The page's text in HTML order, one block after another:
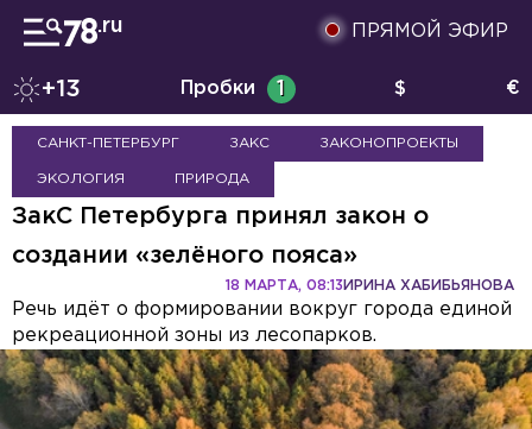
ПРЯМОЙ ЭФИР
+13 Пробки 1 $ €
САНКТ-ПЕТЕРБУРГ ЗАКС ЗАКОНОПРОЕКТЫ
ЭКОЛОГИЯ ПРИРОДА
ЗакС Петербурга принял закон о
создании «зелёного пояса»
ИРИНА ХАБИБЬЯНОВА
18 МАРТА, 08:13
Речь идёт о формировании вокруг города единой
рекреационной зоны из лесопарков.